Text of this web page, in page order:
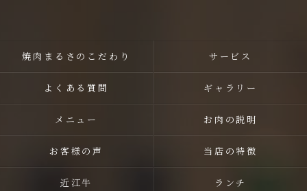
焼肉まるさのこだわり サービス
よくある質問 ギャラリー
メニュー お肉の説明
お客様の声 当店の特徴
近江牛 ランチ